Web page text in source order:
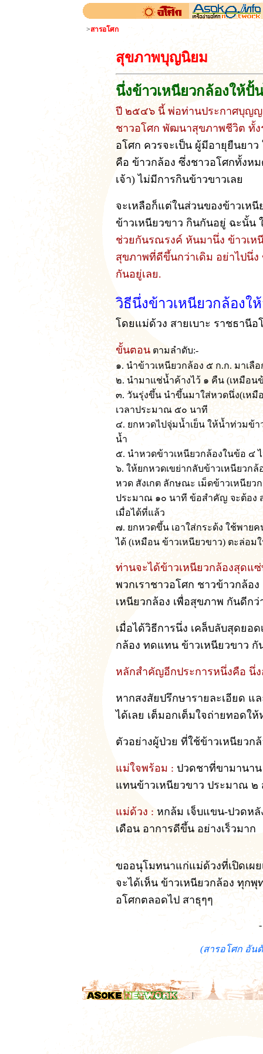
>สารอโศก
สุขภาพบุญนิยม
นึ่งข้าวเหนียวกล้องให้ปั้
ปี ๒๕๔๖ นี้ พ่อท่านประกาศบุญญ
ชาวอโศก พัฒนาสุขภาพชีวิต ทั้
อโศก ควรจะเป็น ผู้มีอายุยืนยา
คือ ข้าวกล้อง ซึ่งชาวอโศกทั้งห
เจ้า) ไม่มีการกินข้าวขาวเลย
จะเหลือก็แต่ในส่วนของข้าวเห
ข้าวเหนียวขาว กินกันอยู่ ฉะนั้
ช่วยกันรณรงค์ หันมานึ่ง ข้าวเห
สุขภาพที่ดีขึ้นกว่าเดิม อย่าไปนึ่
กันอยู่เลย.
วิธีนึ่งข้าวเหนียวกล้องใ
โดยแม่ด้วง สายเบาะ ราชธานีอ
ขั้นตอนตามลำดับ:-
๑. นำข้าวเหนียวกล้อง ๕ ก.ก. มาเลื
๒. นำมาแช่น้ำค้างไว้ ๑ คืน (เหมือน
๓. วันรุ่งขึ้น นำขึ้นมาใส่หวดนึ่ง(เหมื
เวลาประมาณ ๕๐ นาที
๔. ยกหวดไปจุ่มน้ำเย็น ให้น้ำท่วมข้
น้ำ
๕. นำหวดข้าวเหนียวกล้องในข้อ ๔
๖. ให้ยกหวดเขย่ากลับข้าวเหนียวก
หวด สังเกต ลักษณะ เม็ดข้าวเหนียว
ประมาณ ๑๐ นาที ข้อสำคัญ จะต้อง
เมื่อได้ที่แล้ว
๗. ยกหวดขึ้น เอาใส่กระด้ง ใช้พาย
ได้ (เหมือน ข้าวเหนียวขาว) ตะล่อ
ท่านจะได้ข้าวเหนียวกล้องสุด
พวกเราชาวอโศก ชาวข้าวกล้อ
เหนียวกล้อง เพื่อสุขภาพ กันดีกว่
เมื่อได้วิธีการนึ่ง เคล็บลับสุดยอ
กล้อง ทดแทน ข้าวเหนียวขาว กั
หลักสำคัญอีกประการหนึ่งคือ นึ่ง
หากสงสัยปรึกษารายละเอียด แ
ได้เลย เต็มอกเต็มใจถ่ายทอดให้
ตัวอย่างผู้ป่วย ที่ใช้ข้าวเหนียวก
แม่ใจพร้อม : ปวดชาที่ขามานา
แทนข้าวเหนียวขาว ประมาณ
แม่ด้วง : หกล้ม เจ็บแขน-ปวดห
เดือน อาการดีขึ้น อย่างเร็วมาก
ขออนุโมทนาแก่แม่ด้วงที่เปิดเผ
จะได้เห็น ข้าวเหนียวกล้อง ทุก
อโศกตลอดไป สาธุๆๆ
(สารอโศก อั
.|